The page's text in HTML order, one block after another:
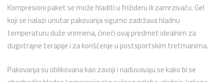
Kompresioni paket se može hladiti u frižideru ili zamrzivaču.Gel
koji se nalazi unutar pakovanja sigurno zadržava hladnu
temperaturu duže vremena, čineći ovaj predmet idealnim za
dugotrajne terapije i za korišćenje u postsportskim tretmanima.
Pakovanja su oblikovana kao zavoji i naduvavaju se kako bi se